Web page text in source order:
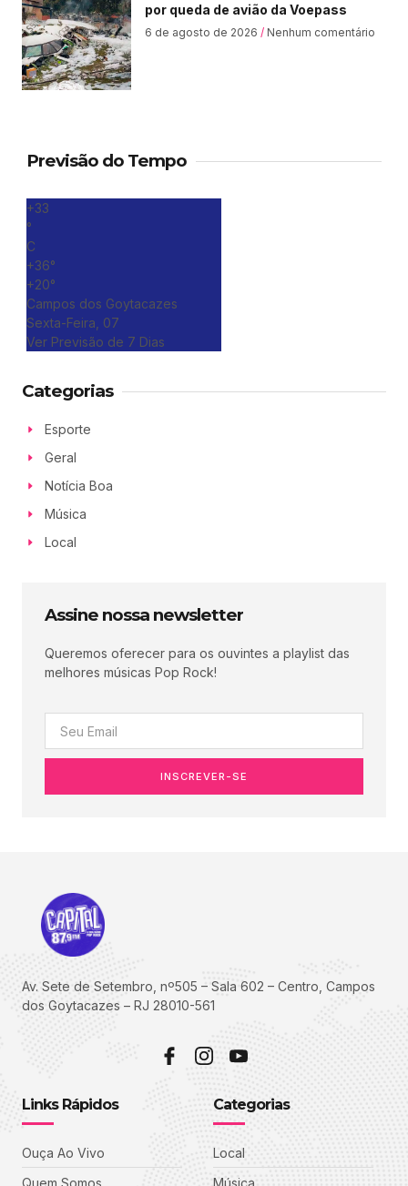
por queda de avião da Voepass
6 de agosto de 2026 Nenhum comentário
Previsão do Tempo
+33
°
C
+36°
+20°
Campos dos Goytacazes
Sexta-Feira, 07
Ver Previsão de 7 Dias
Categorias
Esporte
Geral
Notícia Boa
Música
Local
Assine nossa newsletter
Queremos oferecer para os ouvintes a playlist das
melhores músicas Pop Rock!
INSCREVER-SE
Av. Sete de Setembro, nº505 – Sala 602 – Centro, Campos
dos Goytacazes – RJ 28010-561
Links Rápidos
Ouça Ao Vivo
Quem Somos
Categorias
Local
Música